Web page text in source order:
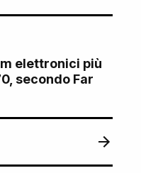
elettronici più
secondo Far